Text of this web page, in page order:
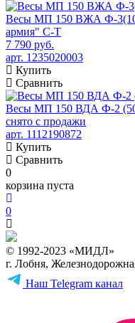
Весы МП 150 ВЖА Ф-3(10/
армия" C-T
7 790 руб.
арт. 1235020003
Купить
Сравнить
Весы МП 150 ВДА Ф-2
снято с продажи
арт. 1112190872
Купить
Сравнить
0
корзина пуста
0
© 1992-2023 «МИДЛ»
г. Лобня,
Наш Telegram канал